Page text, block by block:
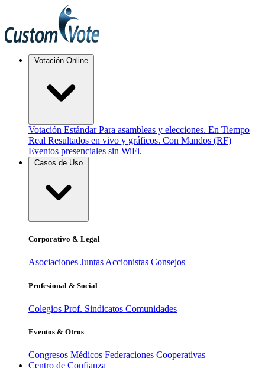
Votación Online
Votación Estándar Para asambleas y elecciones. En Tiempo
Real Resultados en vivo y gráficos. Con Mandos (RF)
Eventos presenciales sin WiFi.
Casos de Uso
Corporativo & Legal
Asociaciones Juntas Accionistas Consejos
Profesional & Social
Colegios Prof. Sindicatos Comunidades
Eventos & Otros
Congresos Médicos Federaciones Cooperativas
Centro de Confianza